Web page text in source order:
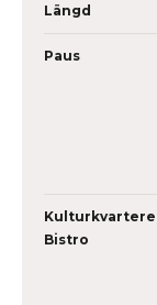
Längd
Paus
Bistro